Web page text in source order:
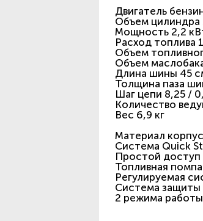
Двигатель
Объем цилиндра
Мощность 2,2
Расход топлива
Объем
Объем
Длина шины 45
Толщина паза
Шаг цепи 8,25 /
Количество
Вес 6,9 кг
Материал
Система Quick
Простой доступ
Топливная
Регулируемая
Система защиты
2 режима